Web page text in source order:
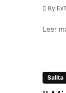
By
Leer
Salita